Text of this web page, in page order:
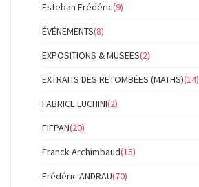
Esteban Frédéric(9)
ÉVÉNEMENTS(8)
EXPOSITIONS & MUSEES(2)
EXTRAITS DES RETOMBÉES (MATHS)(14)
FABRICE LUCHINI(2)
FIFPAN(20)
Franck Archimbaud(15)
Frédéric ANDRAU(70)